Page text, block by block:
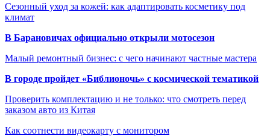
Сезонный уход за кожей: как адаптировать косметику под
климат
В Барановичах официально открыли мотосезон
Малый ремонтный бизнес: с чего начинают частные мастера
В городе пройдет «Библионочь» с космической тематикой
Проверить комплектацию и не только: что смотреть перед
заказом авто из Китая
Как соотнести видеокарту с монитором